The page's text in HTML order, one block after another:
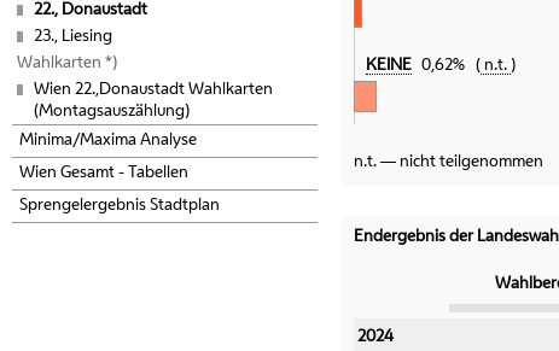
KEINE 0,62% n.t.
n.t. — nicht teilgenommen
Endergebnis der
2024
22., Donaustadt
23., Liesing
Wahlkarten *)
Wien 22.,Donaustadt Wahlkarten
(Montagsauszählung)
Minima/Maxima Analyse
Wien Gesamt - Tabellen
Sprengelergebnis Stadtplan